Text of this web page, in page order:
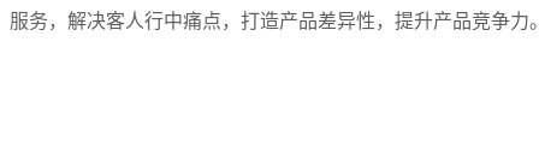
服务，解决客人行中痛点，打造产品差异性，提升产品竞争力